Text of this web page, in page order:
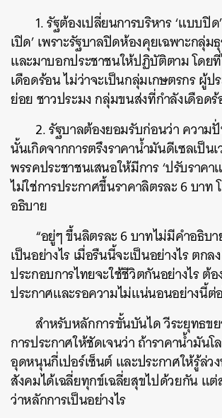
1. รัฐต้องเปลี่ยนการบริหาร ‘แบบปิด
เปิด’ เพราะรัฐบาลปิดห้องคุยเฉพาะกลุ่
และมาบอกประชาชนให้ปฏิบัติตาม โดย
เดือดร้อน ไม่ว่าจะเป็นกลุ่มเกษตรกร ผู้ป
ย่อย ชาวประมง กลุ่มขนส่งที่กำลังเดือด
2. รัฐบาลต้องยอมรับก่อนว่า ความ
นั้นเกิดจากการตรึงราคาน้ำมันดีเซลเป็นเ
พรรคประชาชนเสนอให้มีการ ‘ปรับราค
ไม่ใช่การประกาศขึ้นราคาลิตรละ 6 บาท
อธิบาย
“อยู่ๆ ขึ้นลิตรละ 6 บาทไม่มีคำอธิบ
เป็นอย่างไร เมื่อรืนนี้จะเป็นอย่างไร ตก
ประกอบการไทยจะใช้ชีวิตกันอย่างไร ต้อ
ประกาศและรอความไม่แน่นอนอย่างนี้ต่
สำหรับหลักการขั้นบันได วีระยุทธข
การประกาศให้ชัดเจนว่า ถ้าราคาน้ำมันโ
อุดหนุนกี่เปอร์เซ็นต์ และประกาศให้รู้ล่ว
สังคมได้เฉลี่ยทุกข์เฉลี่ยสุขไปด้วยกัน แ
ว่าหลักการเป็นอย่างไร
SHARE TWEET LINE